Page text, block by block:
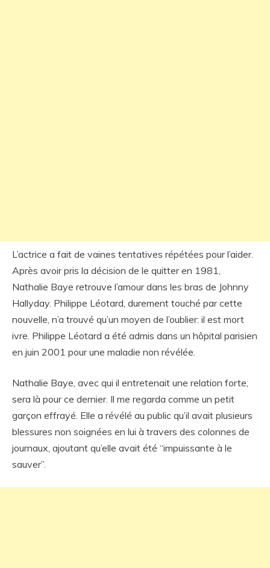
L’actrice a fait de vaines tentatives répétées pour l’aider.
Après avoir pris la décision de le quitter en 1981,
Nathalie Baye retrouve l’amour dans les bras de Johnny
Hallyday. Philippe Léotard, durement touché par cette
nouvelle, n’a trouvé qu’un moyen de l’oublier: il est mort
ivre. Philippe Léotard a été admis dans un hôpital parisien
en juin 2001 pour une maladie non révélée.
Nathalie Baye, avec qui il entretenait une relation forte,
sera là pour ce dernier. Il me regarda comme un petit
garçon effrayé. Elle a révélé au public qu’il avait plusieurs
blessures non soignées en lui à travers des colonnes de
journaux, ajoutant qu’elle avait été “impuissante à le
sauver”.